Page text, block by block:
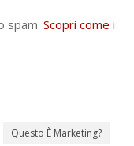
spam. Scopri come i
Questo È Marketing?